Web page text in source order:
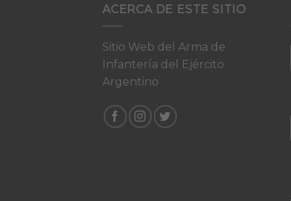
ACERCA DE ESTE SITIO
Sitio Web del Arma de
Infantería del Ejército
Argentino